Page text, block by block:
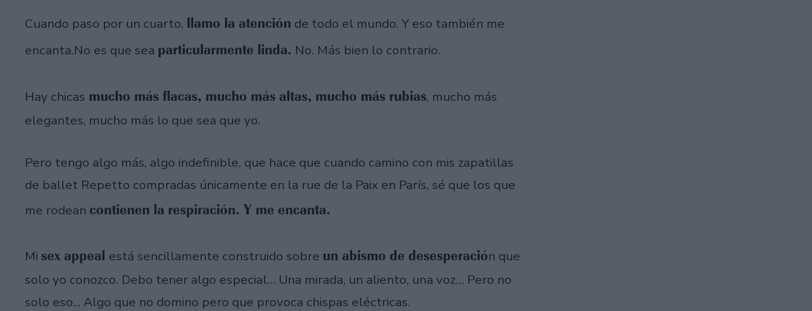
Cuando paso por un cuarto, llamo la atención de todo el mundo. Y eso también me
encanta.No es que sea particularmente linda. No. Más bien lo contrario.
Hay chicas mucho más flacas, mucho más altas, mucho más rubias, mucho más
elegantes, mucho más lo que sea que yo.
Pero tengo algo más, algo indefinible, que hace que cuando camino con mis zapatillas
de ballet Repetto compradas únicamente en la rue de la Paix en París, sé que los que
me rodean contienen la respiración. Y me encanta.
Mi sex appeal está sencillamente construido sobre un abismo de desesperación que
solo yo conozco. Debo tener algo especial… Una mirada, un aliento, una voz… Pero no
solo eso... Algo que no domino pero que provoca chispas eléctricas.